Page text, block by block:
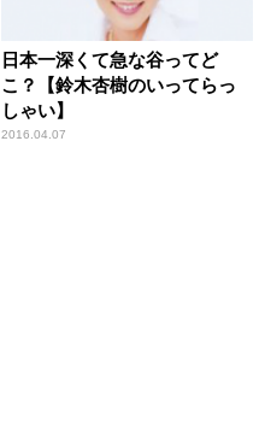
日本一深くて急な谷ってど
こ？【鈴木杏樹のいってらっ
しゃい】
2016.04.07